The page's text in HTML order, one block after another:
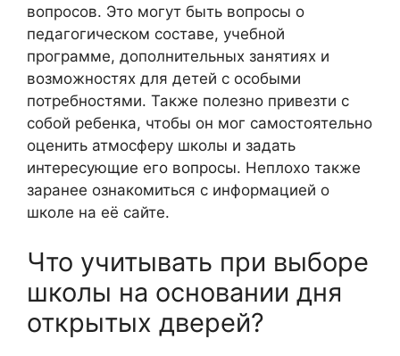
вопросов. Это могут быть вопросы о
педагогическом составе, учебной
программе, дополнительных занятиях и
возможностях для детей с особыми
потребностями. Также полезно привезти с
собой ребенка, чтобы он мог самостоятельно
оценить атмосферу школы и задать
интересующие его вопросы. Неплохо также
заранее ознакомиться с информацией о
школе на её сайте.
Что учитывать при выборе
школы на основании дня
открытых дверей?